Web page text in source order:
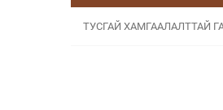
ТУСГАЙ ХАМГААЛАЛТТАЙ